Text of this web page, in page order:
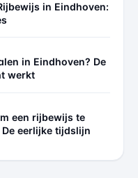
in Eindhoven:
in Eindhoven? De
werkt
een rijbewijs te
eerlijke tijdslijn